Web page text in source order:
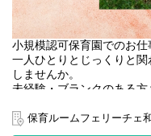
小規模認可保育園でのお仕
一人ひとりとじっくりと
しませんか。
未経験・ブランクのある方
園名 ：保育ルームフェ
保育ルームフェリーチェ